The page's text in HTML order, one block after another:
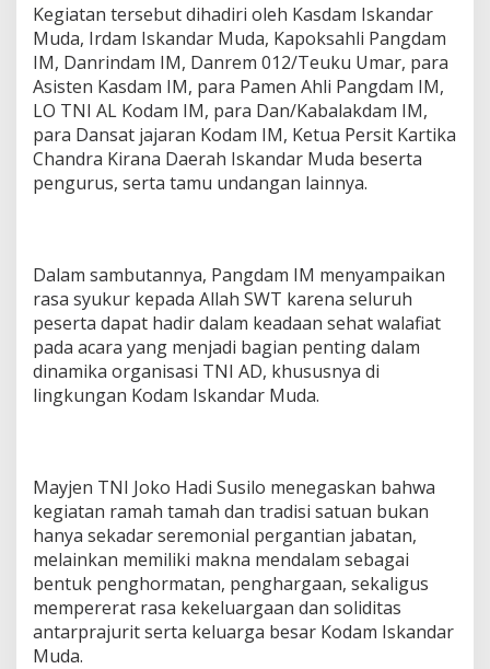
u
n
g
M
a
l
a
h
a
M
a
k
o
d
a
m
n
d
a
r
M
u
d
a
Kegiatan tersebut dihadiri oleh Kasdam Iskandar
Muda, Irdam Iskandar Muda, Kapoksahli Pangdam
IM, Danrindam IM, Danrem 012/Teuku Umar, para
Asisten Kasdam IM, para Pamen Ahli Pangdam IM,
LO TNI AL Kodam IM, para Dan/Kabalakdam IM,
para Dansat jajaran Kodam IM, Ketua Persit Kartika
Chandra Kirana Daerah Iskandar Muda beserta
pengurus, serta tamu undangan lainnya.
Dalam sambutannya, Pangdam IM menyampaikan
rasa syukur kepada Allah SWT karena seluruh
peserta dapat hadir dalam keadaan sehat walafiat
pada acara yang menjadi bagian penting dalam
dinamika organisasi TNI AD, khususnya di
lingkungan Kodam Iskandar Muda.
Mayjen TNI Joko Hadi Susilo menegaskan bahwa
kegiatan ramah tamah dan tradisi satuan bukan
hanya sekadar seremonial pergantian jabatan,
melainkan memiliki makna mendalam sebagai
bentuk penghormatan, penghargaan, sekaligus
mempererat rasa kekeluargaan dan soliditas
antarprajurit serta keluarga besar Kodam Iskandar
Muda.